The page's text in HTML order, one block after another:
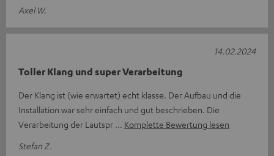
Axel W.
Toller Klang und super Verarbeitung
Der Klang ist (wie erwartet) echt klasse. Der Aufbau und die
Installation war sehr einfach und gut beschrieben. Die
Verarbeitung der Lautspr
Komplette Bewertung lesen
Stefan Z.
14.02.2024